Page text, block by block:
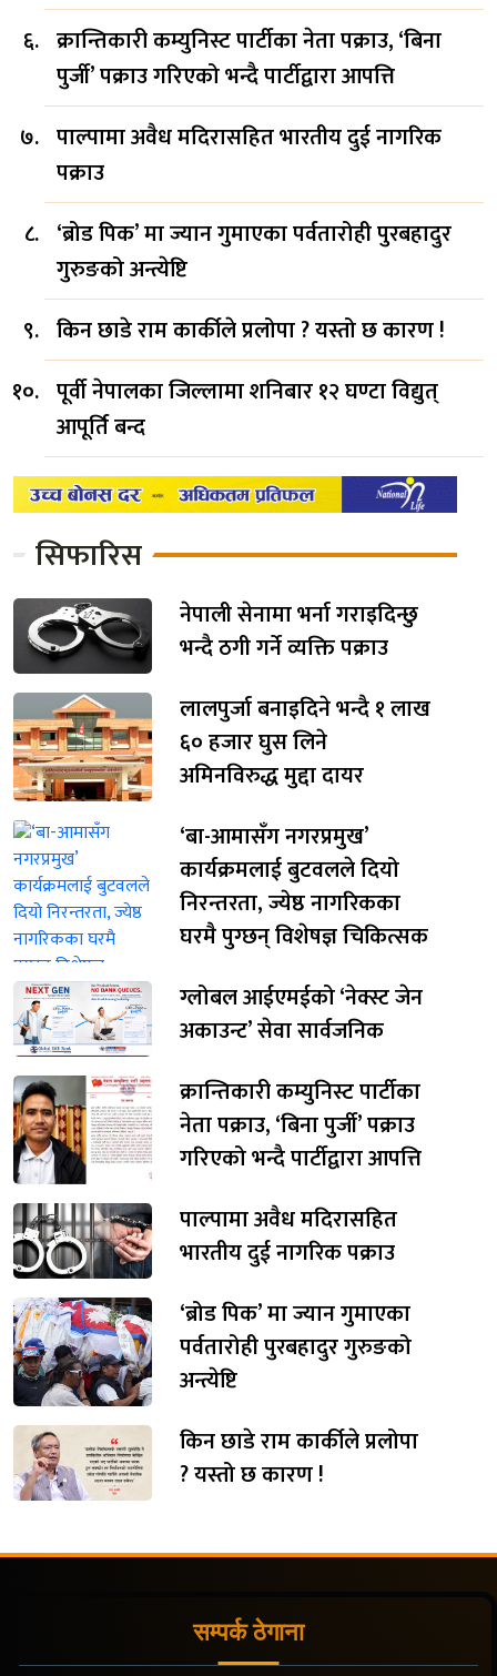
क्रान्तिकारी कम्युनिस्ट पार्टीका नेता पक्राउ, ‘बिना
पुर्जी’ पक्राउ गरिएको भन्दै पार्टीद्वारा आपत्ति
पाल्पामा अवैध मदिरासहित भारतीय दुई नागरिक
पक्राउ
‘ब्रोड पिक’ मा ज्यान गुमाएका पर्वतारोही पुरबहादुर
गुरुङको अन्त्येष्टि
किन छाडे राम कार्कीले प्रलोपा ? यस्तो छ कारण !
पूर्वी नेपालका जिल्लामा शनिबार १२ घण्टा विद्युत्
आपूर्ति बन्द
सिफारिस
नेपाली सेनामा भर्ना गराइदिन्छु
भन्दै ठगी गर्ने व्यक्ति पक्राउ
लालपुर्जा बनाइदिने भन्दै १ लाख
६० हजार घुस लिने
अमिनविरुद्ध मुद्दा दायर
‘बा-आमासँग नगरप्रमुख’
कार्यक्रमलाई बुटवलले दियो
निरन्तरता, ज्येष्ठ नागरिकका
घरमै पुग्छन् विशेषज्ञ चिकित्सक
ग्लोबल आईएमईको ‘नेक्स्ट जेन
अकाउन्ट’ सेवा सार्वजनिक
क्रान्तिकारी कम्युनिस्ट पार्टीका
नेता पक्राउ, ‘बिना पुर्जी’ पक्राउ
गरिएको भन्दै पार्टीद्वारा आपत्ति
पाल्पामा अवैध मदिरासहित
भारतीय दुई नागरिक पक्राउ
‘ब्रोड पिक’ मा ज्यान गुमाएका
पर्वतारोही पुरबहादुर गुरुङको
अन्त्येष्टि
किन छाडे राम कार्कीले प्रलोपा
? यस्तो छ कारण !
सम्पर्क ठेगाना